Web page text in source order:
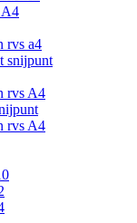
A4
rvs a4
snijpunt
rvs A4
rvs A4